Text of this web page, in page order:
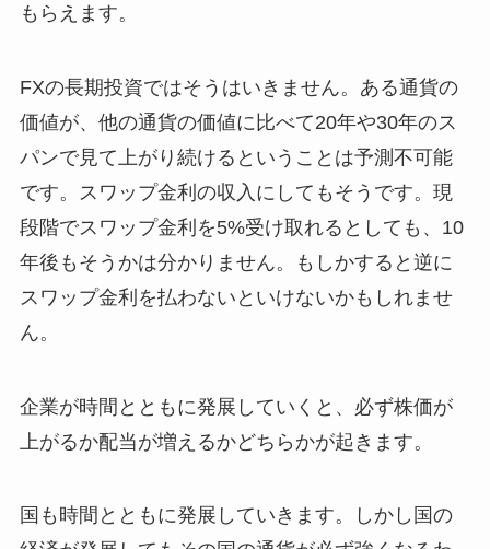
もらえます。
FXの長期投資ではそうはいきません。ある通貨の
価値が、他の通貨の価値に比べて20年や30年のス
パンで見て上がり続けるということは予測不可能
です。スワップ金利の収入にしてもそうです。現
段階でスワップ金利を5%受け取れるとしても、10
年後もそうかは分かりません。もしかすると逆に
スワップ金利を払わないといけないかもしれませ
ん。
企業が時間とともに発展していくと、必ず株価が
上がるか配当が増えるかどちらかが起きます。
国も時間とともに発展していきます。しかし国の